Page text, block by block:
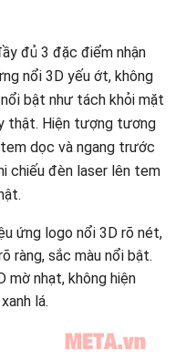
đủ 3 đặc điểm nhận
nổi 3D yếu ớt, không
bật như tách khỏi mặt
thật. Hiện tượng tương
dọc và ngang trước
chiếu đèn laser lên tem
ứng logo nổi 3D rõ nét,
ràng, sắc màu nổi bật.
mờ nhạt, không hiện
lá.